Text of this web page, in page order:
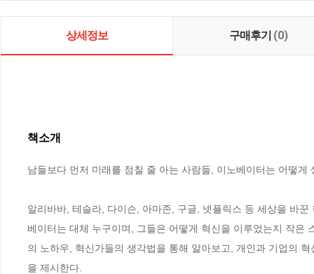
상세정보 구매후기 (0)
책소개
남들보다 먼저 미래를 점칠 줄 아는 사람들, 이노베이터는 어떻게
알리바바, 테슬라, 다이슨, 아마존, 구글, 넷플릭스 등 세상을 바
베이터는 대체 누구이며, 그들은 어떻게 혁신을 이루었는지 작은
의 노하우, 혁신가들의 생각법을 통해 알아보고, 개인과 기업의
을 제시한다.